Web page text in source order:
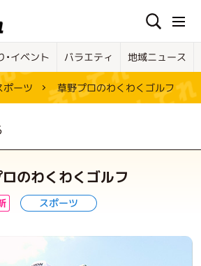
・イベント バラエティ 地域ニュース
ポーツ 草野プロのわくわくゴルフ
のわくわくゴルフ
スポーツ